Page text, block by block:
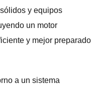
y equipos
un motor
y mejor preparado
a un sistema